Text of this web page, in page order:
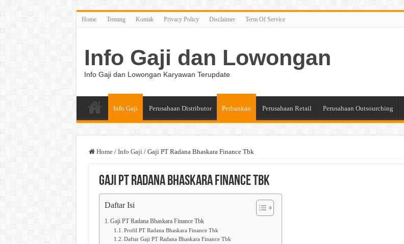
Home Tentang Kontak Privacy Policy Disclaimer Term Of Service
Info Gaji dan Lowongan
Info Gaji dan Lowongan Karyawan Terupdate
Info Gaji Perusahaan Distributor Perbankan Perusahaan Retail Perusahaan Outsourching
Home / Info Gaji / Gaji PT Radana Bhaskara Finance Tbk
Gaji PT Radana Bhaskara Finance Tbk
Daftar Isi
Gaji PT Radana Bhaskara Finance Tbk
Profil PT Radana Bhaskara Finance Tbk
Daftar Gaji PT Radana Bhaskara Finance Tbk